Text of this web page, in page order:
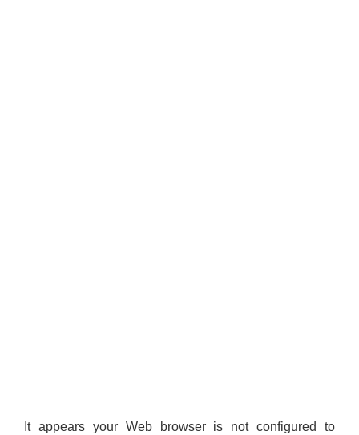
It appears your Web browser is not configured to